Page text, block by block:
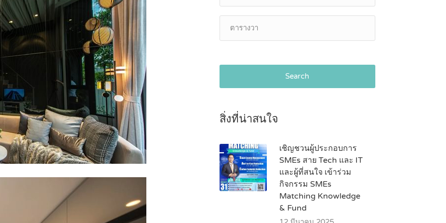
Search
สิ่งที่น่าสนใจ
เชิญชวนผู้ประกอบการ
SMEs สาย Tech และ IT
และผู้ที่สนใจ เข้าร่วม
กิจกรรม SMEs
Matching Knowledge
& Fund